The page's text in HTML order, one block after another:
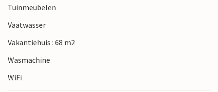
Tuinmeubelen
Vaatwasser
Vakantiehuis : 68 m2
Wasmachine
WiFi